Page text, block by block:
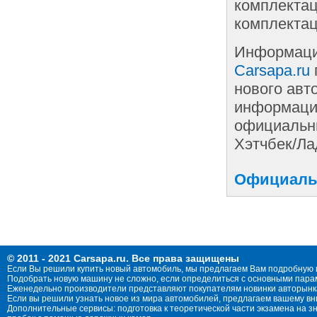
Carsapa.ru
нового
Хэтчбек/
© 2011 - 2021 Carsapa.ru. Все права защищены
Если Вы решили купить новый автомобиль, мы предлагаем Вам
Подобрать новую машину не сложно, если определиться с основными
Еженедельно производители представляют покупателям новинки
Если вы решили узнать новое из мира автомобилей, предлагаем вашему
Дополнительные сервисы: подготовка к теоретической части экзамена